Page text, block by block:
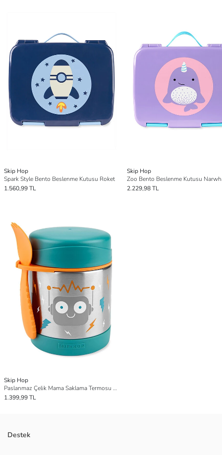
Skip Hop
Spark Style Bento Beslenme Kutusu Roket
1.560,99 TL
Skip Hop
Zoo Bento Beslenme Kutusu
2.229,98 TL
Skip Hop
Paslanmaz Çelik Mama Saklama Termosu Seti - Robot
1.399,99 TL
Destek